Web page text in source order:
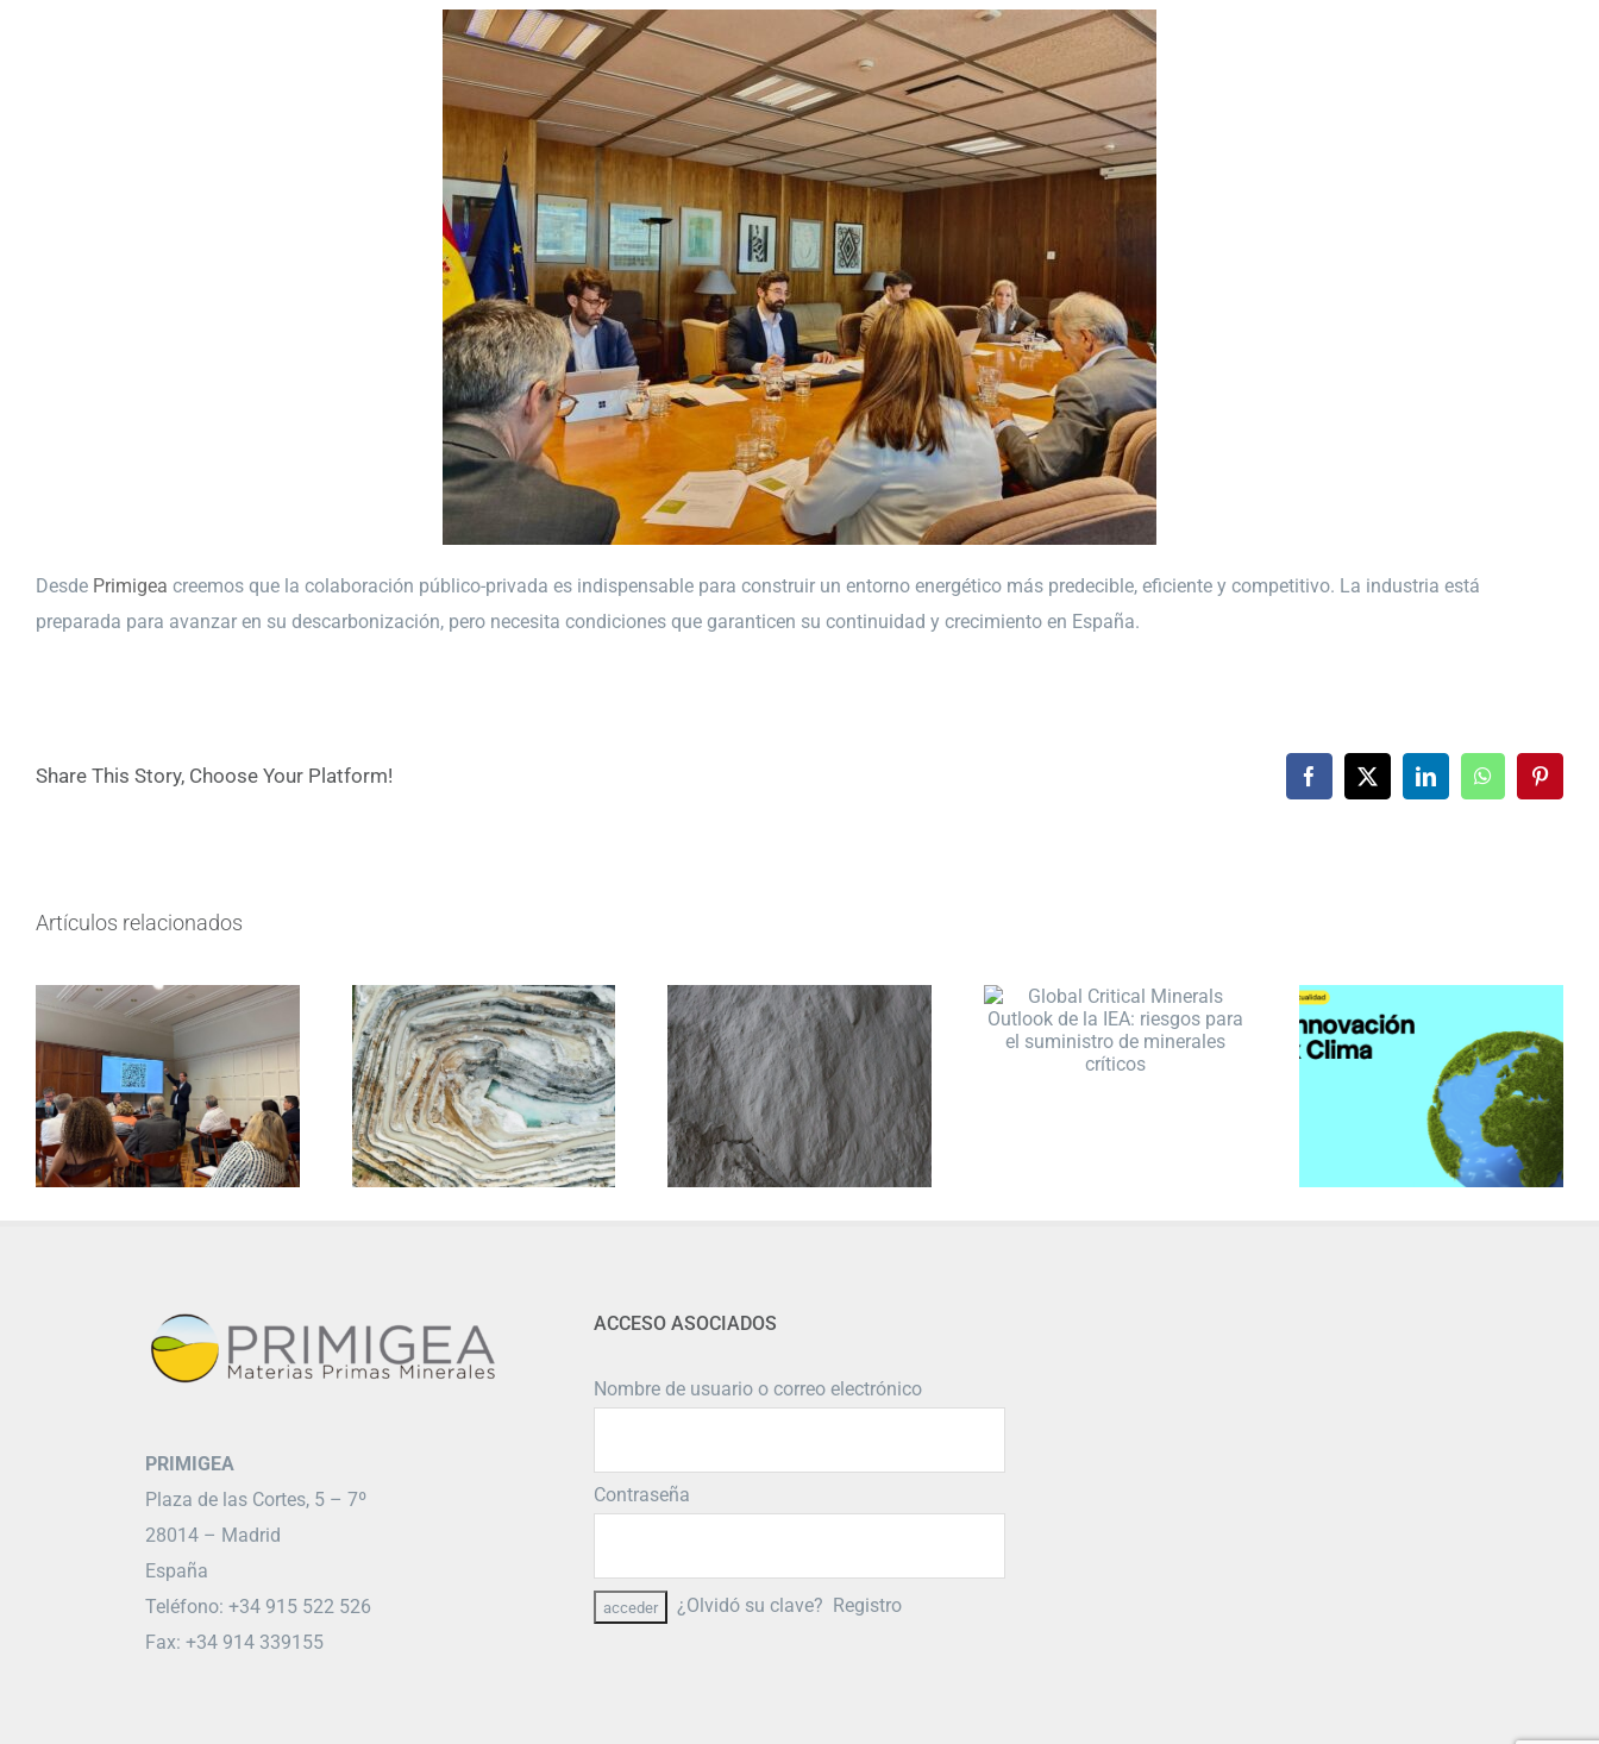
Desde Primigea creemos que la colaboración público-privada es indispensable para construir un entorno energético más predecible, eficiente y competitivo. La industria está
preparada para avanzar en su descarbonización, pero necesita condiciones que garanticen su continuidad y crecimiento en España.
Share This Story, Choose Your Platform! Facebook
X LinkedInWhatsApp
Artículos relacionados
PRIMIGEA
Plaza de las Cortes, 5 – 7º
28014 – Madrid
España
Teléfono: +34 915 522 526
Fax: +34 914 339155
ACCESO ASOCIADOS
Nombre de usuario o correo electrónico
Contraseña
¿Olvidó su clave? Registro